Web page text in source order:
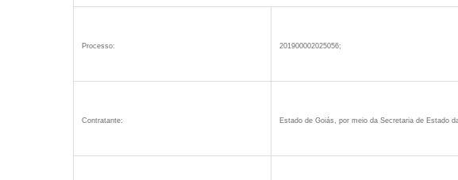
Processo: 201900002025056;
Contratante: Estado de Goiás, por meio da Secretaria de Estado